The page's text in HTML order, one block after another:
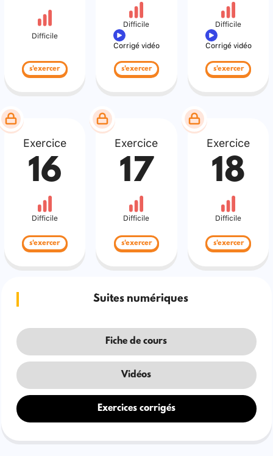
Difficile
s'exercer
Difficile
Corrigé vidéo
s'exercer
Difficile
Corrigé vidéo
s'exercer
Exercice
16
Difficile
s'exercer
Exercice
17
Difficile
s'exercer
Exercice
18
Difficile
s'exercer
Suites numériques
Fiche de cours
Vidéos
Exercices corrigés